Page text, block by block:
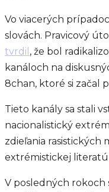
Vo viacerých
slovách. Pravicový
tvrdil , že bol
kanáloch na
8chan, ktoré si začal
Tieto kanály sa stali
nacionalistický
zdieľania rasistických
extrémistickej
V posledných rokoch